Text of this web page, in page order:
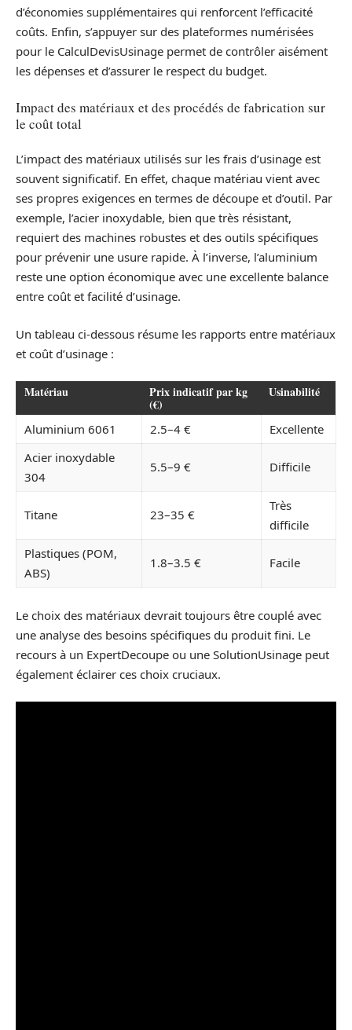
d’économies supplémentaires qui renforcent l’efficacité
coûts. Enfin, s’appuyer sur des plateformes numérisées
pour le CalculDevisUsinage permet de contrôler aisément
les dépenses et d’assurer le respect du budget.
Impact des matériaux et des procédés de fabrication sur
le coût total
L’impact des matériaux utilisés sur les frais d’usinage est
souvent significatif. En effet, chaque matériau vient avec
ses propres exigences en termes de découpe et d’outil. Par
exemple, l’acier inoxydable, bien que très résistant,
requiert des machines robustes et des outils spécifiques
pour prévenir une usure rapide. À l’inverse, l’aluminium
reste une option économique avec une excellente balance
entre coût et facilité d’usinage.
Un tableau ci-dessous résume les rapports entre matériaux
et coût d’usinage :
Matériau Prix indicatif par kg
(€)
Usinabilité
Aluminium 6061 2.5–4 €
Excellente
Acier inoxydable
304
5.5–9 € Difficile
Titane 23–35 €
Très
difficile
Plastiques (POM,
ABS)
1.8–3.5 € Facile
Le choix des matériaux devrait toujours être couplé avec
une analyse des besoins spécifiques du produit fini. Le
recours à un ExpertDecoupe ou une SolutionUsinage peut
également éclairer ces choix cruciaux.